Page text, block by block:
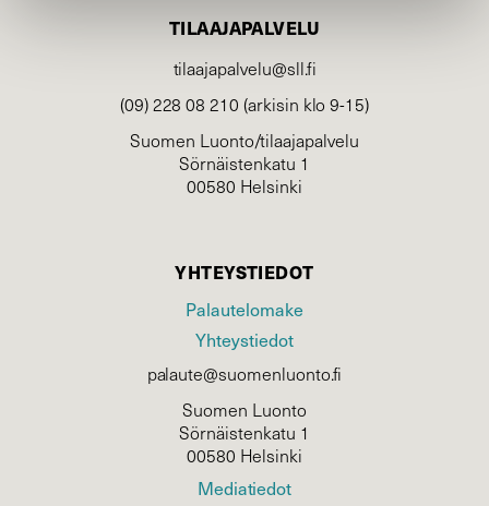
TILAAJAPALVELU
tilaajapalvelu@sll.fi
(09) 228 08 210 (arkisin klo 9-15)
Suomen Luonto/tilaajapalvelu
Sörnäistenkatu 1
00580 Helsinki
YHTEYSTIEDOT
Palautelomake
Yhteystiedot
palaute@suomenluonto.fi
Suomen Luonto
Sörnäistenkatu 1
00580 Helsinki
Mediatiedot